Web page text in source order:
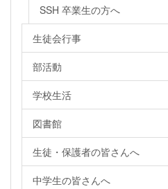
SSH 卒業生の方へ
生徒会行事
部活動
学校生活
図書館
生徒・保護者の皆さんへ
中学生の皆さんへ